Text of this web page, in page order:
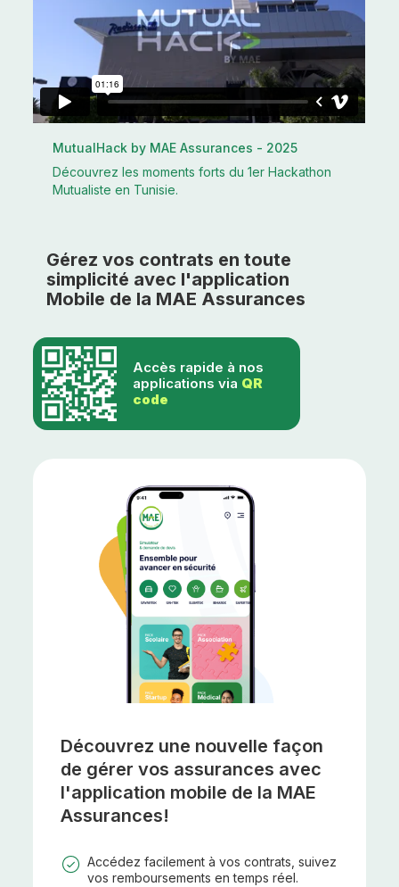
MutualHack by MAE Assurances - 2025
Découvrez les moments forts du 1er Hackathon
Mutualiste en Tunisie.
Gérez vos contrats en toute
simplicité avec l'application
Mobile de la MAE Assurances
Accès rapide à nos
applications via QR
code
Découvrez une nouvelle façon
de gérer vos assurances avec
l'application mobile de la MAE
Assurances!
Accédez facilement à vos contrats, suivez
vos remboursements en temps réel.